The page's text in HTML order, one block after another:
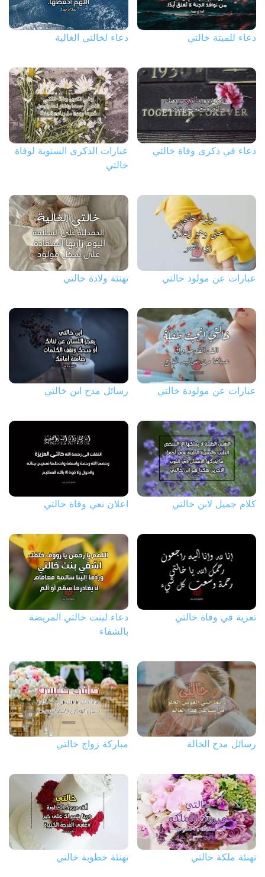
دعاء للميتة خالتي دعاء لخالتي الغالية
دعاء في ذكرى وفاة خالتي
عبارات الذكرى السنوية لوفاة
خالتي
عبارات عن مولود خالتي تهنئة ولادة خالتي
عبارات عن مولودة خالتي رسائل مدح ابن خالتي
كلام جميل لابن خالتي اعلان نعي وفاة خالتي
تعزية في وفاة خالتي
دعاء لبنت خالتي المريضة
بالشفاء
رسائل مدح الخالة مباركة زواج خالتي
تهنئة ملكة خالتي تهنئة خطوبة خالتي